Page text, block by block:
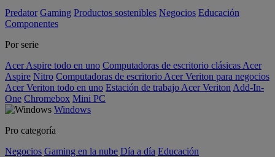
Predator Gaming Productos sostenibles Negocios Educación
Componentes
Por serie
Acer Aspire todo en uno Computadoras de escritorio clásicas Acer
Aspire Nitro Computadoras de escritorio Acer Veriton para negocios
Acer Veriton todo en uno Estación de trabajo Acer Veriton Add-In-
One Chromebox Mini PC
Windows
Pro categoría
Negocios Gaming en la nube Día a día Educación